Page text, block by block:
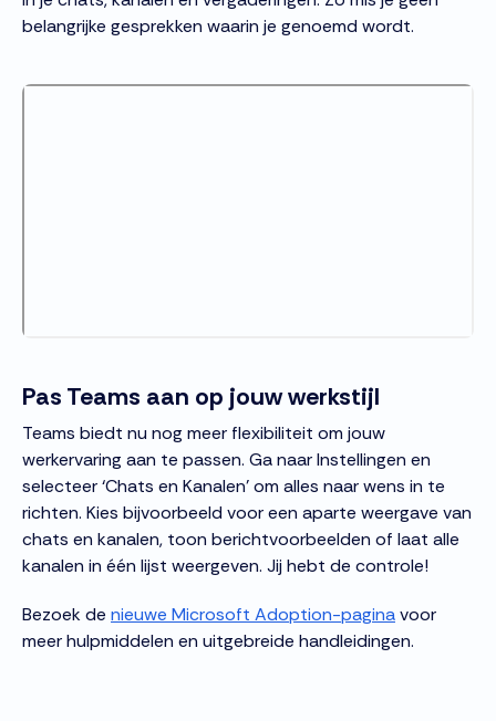
belangrijke gesprekken waarin je genoemd wordt.
Pas Teams aan op jouw werkstijl
Teams biedt nu nog meer flexibiliteit om jouw
werkervaring aan te passen. Ga naar Instellingen en
selecteer ‘Chats en Kanalen’ om alles naar wens in te
richten. Kies bijvoorbeeld voor een aparte weergave van
chats en kanalen, toon berichtvoorbeelden of laat alle
kanalen in één lijst weergeven. Jij hebt de controle!
Bezoek de nieuwe Microsoft Adoption-paginavoor
meer hulpmiddelen en uitgebreide handleidingen.